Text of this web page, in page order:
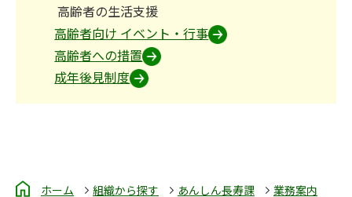
高齢者の生活支援
高齢者向け イベント・行事
高齢者への措置
成年後見制度
ホーム 組織から探す あんしん長寿課
業務案内